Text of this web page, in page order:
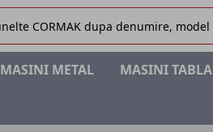
MASINI METAL MASINI TABLA